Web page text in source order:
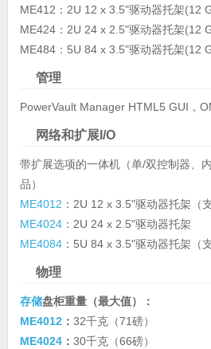
ME412：2U 12 x 3.5"驱动器托架(12
ME424：2U 24 x 2.5"驱动器托架(12
ME484：5U 84 x 3.5"驱动器托架(12
管理
PowerVault Manager HTML5 GUI，
网络和扩展I/O
带扩展选项的一体机（单/双控制器、
品）
ME4012 ：2U 12 x 3.5"驱动器托架（
ME4024：2U 24 x 2.5"驱动器托架
ME4084：5U 84 x 3.5"驱动器托架（
物理
存储盘柜重量（最大值）：
ME4012： 32千克（71磅）
ME4024： 30千克（66磅）